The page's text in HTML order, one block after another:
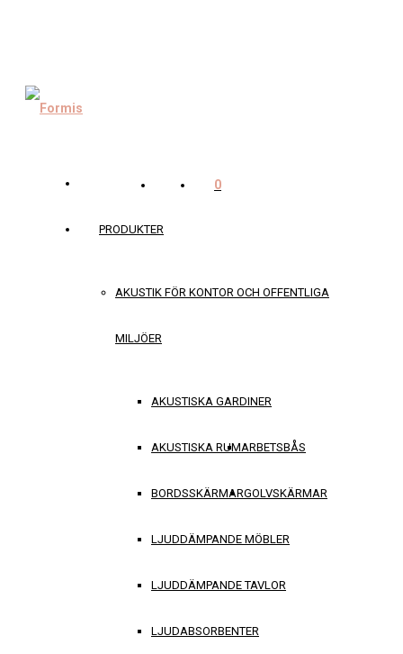
PRODUKTER
AKUSTIK FÖR KONTOR OCH OFFENTLIGA
MILJÖER
AKUSTISKA GARDINER
AKUSTISKA RUMARBETSBÅS
BORDSSKÄRMARGOLVSKÄRMAR
LJUDDÄMPANDE MÖBLER
LJUDDÄMPANDE TAVLOR
LJUDABSORBENTER
0